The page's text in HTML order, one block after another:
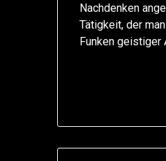
Nachdenken
Tätigkeit, der
Funken geistiger